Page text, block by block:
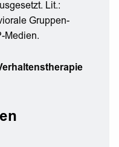
Lit.:
Gruppen-
Medien.